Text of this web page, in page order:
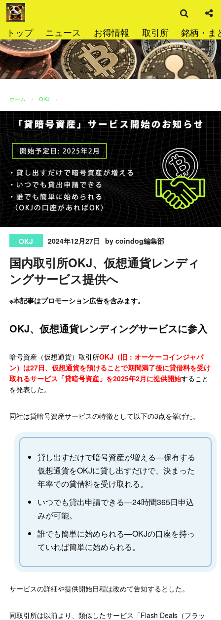
コ
ン
ン
ツ
へ
ス
プ
トップ ニュース お得情報 取引所 銘柄・ま
索
ホーム OKJ
OKJ 2024年12月27日 by coindog編集部
国内取引所OKJ、仮想通貨レンディ
ングサービス提供へ
※本記事はプロモーション広告を含みます。
OKJ、仮想通貨レンディングサービスに参入
暗号資産（仮想通貨）取引所OKJ（旧：オーケーコインジャパ
ン）は27日、仮想通貨を預けることで期間満了後に貸借料を受け
取れるサービス「貸暗号資産」を2025年2月に提供開始すること
を発表した。
同社は貸暗号資産サービスの特徴として以下の3点を挙げた。
貸し出すだけで暗号資産が増える—保有する
仮想通貨をOKJに貸し出すだけで、決まった
年率での貸借料を受け取れる。
いつでも貸出申請できる—24時間365日申込
みが可能。
誰でも簡単に始められる—OKJの口座を持っ
ていれば簡単に始められる。
サービスの詳細や提供開始日程は改めて告知するとした。
同取引所は以前より、類似したサービス「Flash Deals（フラッ